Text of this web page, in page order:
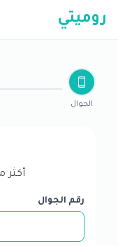
روميتي
الجوال
أكثر
رقم الجوال